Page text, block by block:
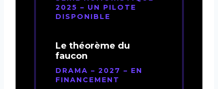
2025 – UN PILOTE
DISPONIBLE
Le théorème du
faucon
DRAMA – 2027 – EN
FINANCEMENT